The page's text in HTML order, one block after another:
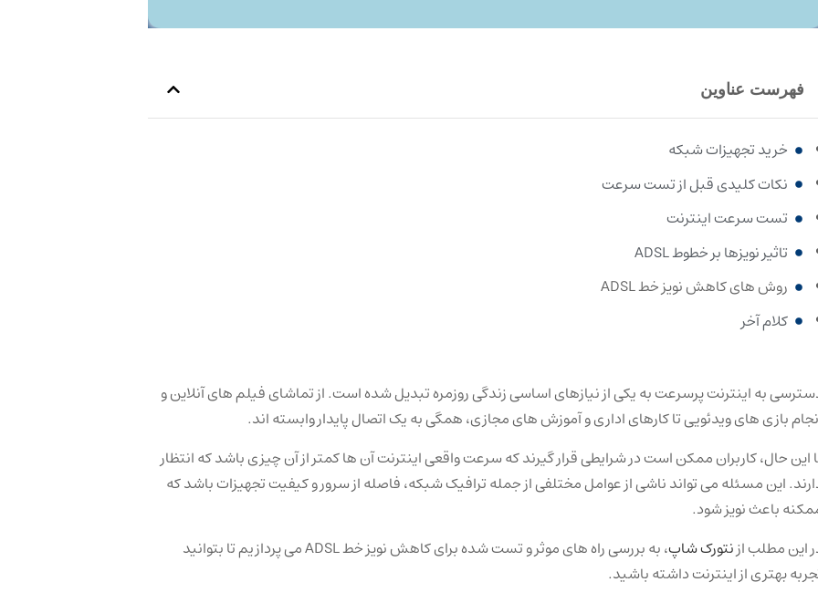
فهرست عناوین
خرید تجهیزات شبکه
نکات کلیدی قبل از تست سرعت
تست سرعت اینترنت
تاثیر نویزها بر خطوط ADSL
روش های کاهش نویز خط ADSL
کلام آخر
به اینترنت پرسرعت به یکی از نیازهای اساسی زندگی روزمره تبدیل شده است. از تماشای فیلم‌ های آنلاین و
بازی‌ های ویدئویی تا کارهای اداری و آموزش ‌های مجازی، همگی به یک اتصال پایدار وابسته ‌اند.
این حال، کاربران ممکن است در شرایطی قرار گیرند که سرعت واقعی اینترنت آن ها کمتر از آن چیزی باشد که انتظار
این مسئله می ‌تواند ناشی از عوامل مختلفی از جمله ترافیک شبکه، فاصله از سرور و کیفیت تجهیزات باشد که
باعث نویز شود.
این مطلب ازنتورک شاپ
، به بررسی راه‌ های موثر و تست‌ شده برای کاهش نویز خط ADSL می‌ پردازیم تا بتوانید
بهتری از اینترنت داشته باشید.